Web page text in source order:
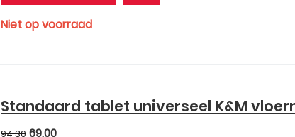
Niet op voorraad
Standaard tablet universeel K&M
94,30 69,00